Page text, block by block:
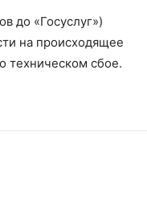
до «Госуслуг»)
на происходящее
техническом сбое.